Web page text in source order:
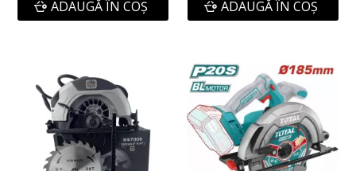
ADAUGĂ ÎN COŞ ADAUGĂ ÎN COŞ